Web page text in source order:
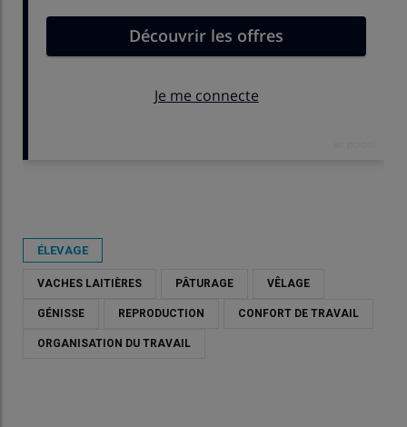
ÉLEVAGE
VACHES LAITIÈRES PÂTURAGE VÊLAGE
GÉNISSE REPRODUCTION CONFORT DE TRAVAIL
ORGANISATION DU TRAVAIL